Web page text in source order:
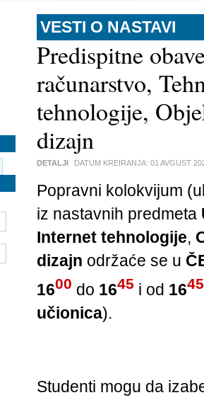
VESTI O NASTAVI
Predispitne
računarstvo,
tehnologije,
dizajn
DETALJI DATUM KREIRANJA: 01 AVGUST
Popravni kolokvijum
iz nastavnih predmeta
Internet tehnologije,
dizajn održaće se u
1600 do 1645 i od 1645
učionica).
Studenti mogu da